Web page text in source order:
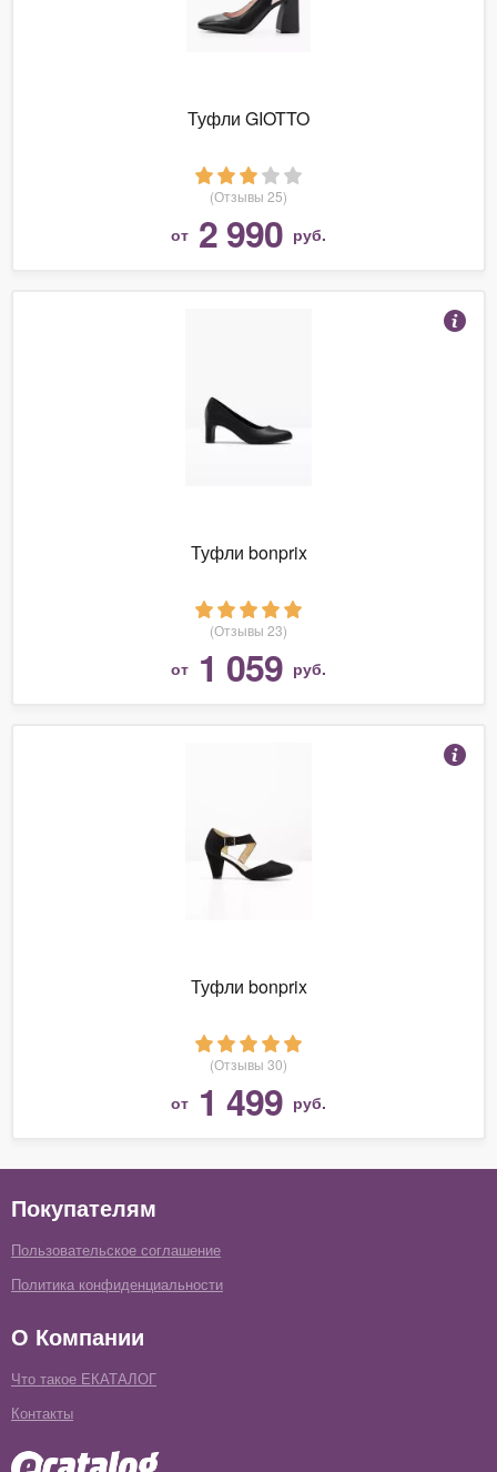
Туфли GIOTTO
(Отзывы 25)
от 2 990 руб.
Туфли bonprix
(Отзывы 23)
от 1 059 руб.
Туфли bonprix
(Отзывы 30)
от 1 499 руб.
Покупателям
Пользовательское соглашение
Политика конфиденциальности
О Компании
Что такое ЕКАТАЛОГ
Контакты